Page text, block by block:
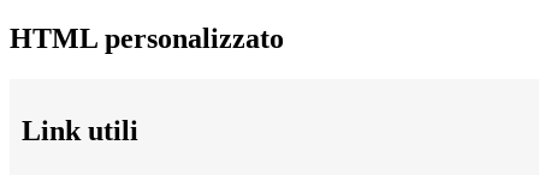
HTML personalizzato
Link utili